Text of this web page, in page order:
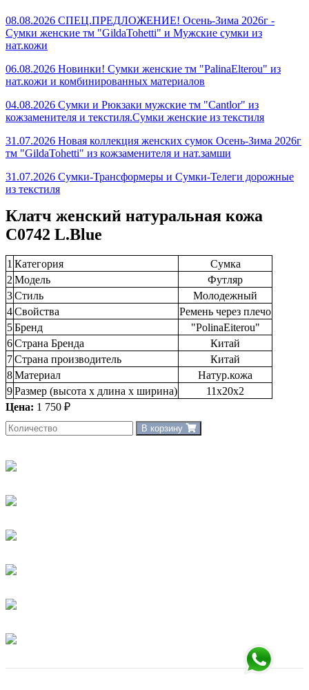
08.08.2026 СПЕЦ.ПРЕДЛОЖЕНИЕ! Осень-Зима 2026г -
Сумки женские тм "GildaTohetti" и Мужские сумки из
нат.кожи
06.08.2026 Новинки! Сумки женские тм "PalinaElterou" из
нат.кожи и комбинированных материалов
04.08.2026 Сумки и Рюкзаки мужские тм "Cantlor" из
кожзаменителя и текстиля.Сумки женские из текстиля
31.07.2026 Новая коллекция женских сумок Осень-Зима 2026г
тм "GildaTohetti" из кожзаменителя и нат.замши
31.07.2026 Сумки-Трансформеры и Сумки-Телеги дорожные
из текстиля
Клатч женский натуральная кожа
C0742 L.Blue
1 Категория
Сумка
2 Модель
Футляр
3Стиль
Молодежный
4Свойства
Ремень через плечо
5Бренд
"PolinaEiterou"
6Страна Бренда
Китай
7Страна производитель
Китай
8Материал
Натур.кожа
9Размер (высота х длина х ширина)
11х20х2
Цена: 1 750 ₽
В корзину